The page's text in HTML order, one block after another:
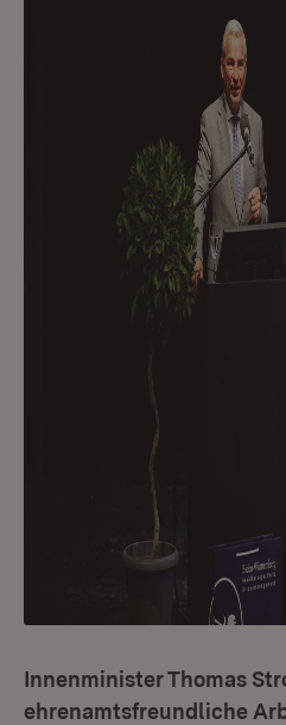
Innenminister Thomas
ehrenamtsfreundliche